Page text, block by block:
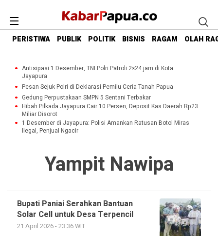
PERISTIWA PUBLIK POLITIK BISNIS RAGAM OLAH
Antisipasi 1 Desember, TNI Polri Patroli 2×24 jam di Kota
Jayapura
Pesan Sejuk Polri di Deklarasi Pemilu Ceria Tanah Papua
Gedung Perpustakaan SMPN 5 Sentani Terbakar
Hibah Pilkada Jayapura Cair 10 Persen, Deposit Kas Daerah Rp23
Miliar Disorot
1 Desember di Jayapura: Polisi Amankan Ratusan Botol Miras
Ilegal, Penjual Ngacir
Yampit Nawipa
Bupati Paniai Serahkan Bantuan
Solar Cell untuk Desa Terpencil
21 April 2026 - 23:36 WIT